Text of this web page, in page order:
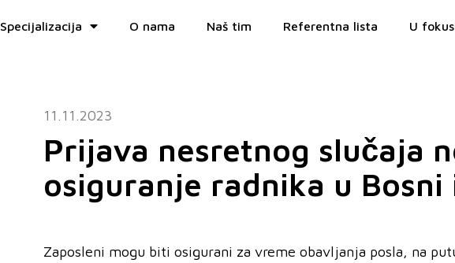
Specijalizacija O nama Naš tim Referentna lista U
11.11.2023
Prijava nesretnog slučaja
osiguranje radnika u Bosni
Zaposleni mogu biti osigurani za vreme obavljanja posla, na